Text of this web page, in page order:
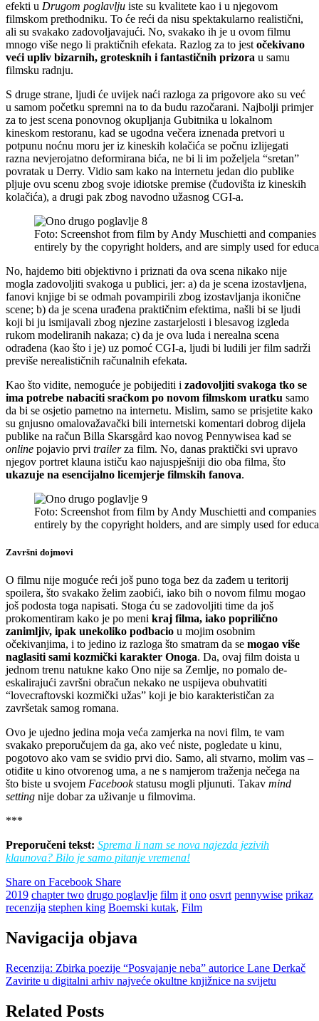
efekti u Drugom poglavlju iste su kvalitete kao i u njegovom
filmskom prethodniku. To će reći da nisu spektakularno realistični,
ali su svakako zadovoljavajući. No, svakako ih je u ovom filmu
mnogo više nego li praktičnih efekata. Razlog za to jest očekivano
veći upliv bizarnih, grotesknih i fantastičnih prizora u samu
filmsku radnju.
S druge strane, ljudi će uvijek naći razloga za prigovore ako su već
u samom početku spremni na to da budu razočarani. Najbolji primjer
za to jest scena ponovnog okupljanja Gubitnika u lokalnom
kineskom restoranu, kad se ugodna večera iznenada pretvori u
potpunu noćnu moru jer iz kineskih kolačića se počnu izlijegati
razna nevjerojatno deformirana bića, ne bi li im poželjela “sretan”
povratak u Derry. Vidio sam kako na internetu jedan dio publike
pljuje ovu scenu zbog svoje idiotske premise (čudovišta iz kineskih
kolačića), a drugi pak zbog navodno užasnog CGI-a.
Foto: Screenshot from film by Andy Muschietti and
entirely by the copyright holders, and are simply used for
No, hajdemo biti objektivno i priznati da ova scena nikako nije
mogla zadovoljiti svakoga u publici, jer: a) da je scena izostavljena,
fanovi knjige bi se odmah povampirili zbog izostavljanja ikonične
scene; b) da je scena urađena praktičnim efektima, našli bi se ljudi
koji bi ju ismijavali zbog njezine zastarjelosti i blesavog izgleda
rukom modeliranih nakaza; c) da je ova luda i nerealna scena
odrađena (kao što i je) uz pomoć CGI-a, ljudi bi ludili jer film sadrži
previše nerealističnih računalnih efekata.
Kao što vidite, nemoguće je pobijediti i zadovoljiti svakoga tko se
ima potrebe nabaciti sraćkom po novom filmskom uratku samo
da bi se osjetio pametno na internetu. Mislim, samo se prisjetite kako
su gnjusno omalovažavački bili internetski komentari dobrog dijela
publike na račun Billa Skarsgård kao novog Pennywisea kad se
online pojavio prvi trailerza film. No, danas praktički svi upravo
njegov portret klauna ističu kao najuspješniji dio oba filma, što
ukazuje na esencijalno licemjerje filmskih fanova.
Foto: Screenshot from film by Andy Muschietti and
entirely by the copyright holders, and are simply used for
Završni dojmovi
O filmu nije moguće reći još puno toga bez da zađem u teritorij
spoilera, što svakako želim zaobići, iako bih o novom filmu mogao
još podosta toga napisati. Stoga ću se zadovoljiti time da još
prokomentiram kako je po meni kraj filma, iako poprilično
zanimljiv, ipak unekoliko podbacio u mojim osobnim
očekivanjima, i to jedino iz razloga što smatram da se mogao više
naglasiti sami kozmički karakter Onoga. Da, ovaj film doista u
jednom trenu natukne kako Ono nije sa Zemlje, no pomalo de-
eskalirajući završni obračun nekako ne uspijeva obuhvatiti
“lovecraftovski kozmički užas” koji je bio karakterističan za
završetak samog romana.
Ovo je ujedno jedina moja veća zamjerka na novi film, te vam
svakako preporučujem da ga, ako već niste, pogledate u kinu,
pogotovo ako vam se svidio prvi dio. Samo, ali stvarno, molim vas –
otiđite u kino otvorenog uma, a ne s namjerom traženja nečega na
što biste u svojem Facebookstatusu mogli pljunuti. Takav mind
setting nije dobar za uživanje u filmovima.
***
Preporučeni tekst: Sprema li nam se nova najezda jezivih
klaunova? Bilo je samo pitanje vremena!
Share on Facebook Share
2019 chapter two drugo poglavlje film it ono osvrt pennywise prikaz
recenzija stephen king Boemski kutak, Film
Navigacija objava
Recenzija: Zbirka poezije “Posvajanje neba” autorice Lane Derkač
Zavirite u digitalni arhiv najveće okultne knjižnice na svijetu
Related Posts